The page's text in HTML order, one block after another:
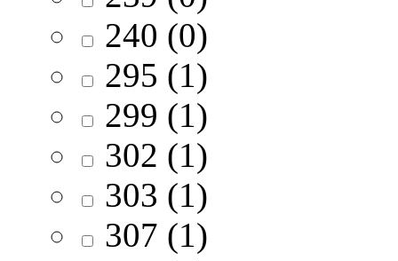
240 (0)
295 (1)
299 (1)
302 (1)
303 (1)
307 (1)